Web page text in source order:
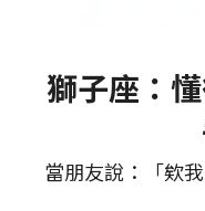
獅子座：
當朋友說：「欸我